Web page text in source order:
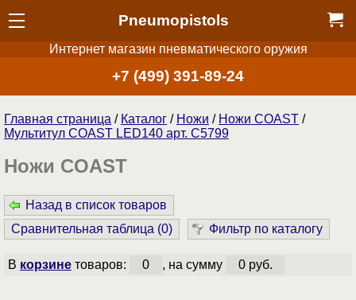
Pneumopistols
Интернет магазин пневматического оружия
+7 (499) 391-89-24
Главная страница / Каталог / Ножи / Ножи COAST /
Мультитул COAST LED140 арт. С5799
Ножи COAST
Назад в список товаров
Сравнительная таблица (0) Фильтр по каталогу
В корзинетоваров: 0 , на сумму 0 руб.